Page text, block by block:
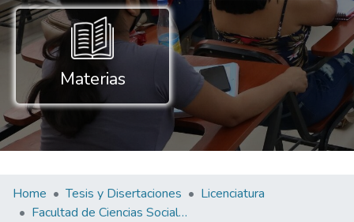
Materias
Home Tesis y Disertaciones
Licenciatura
Facultad de Ciencias Sociales y Empresariales